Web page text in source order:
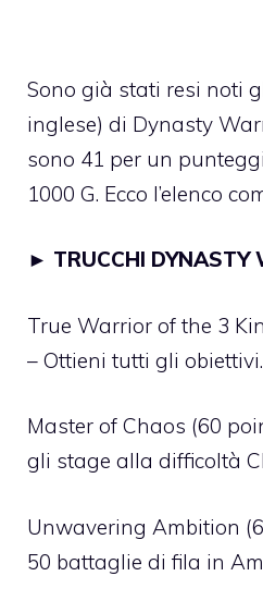
Sono già stati resi noti
inglese) di Dynasty
sono 41 per un
1000 G. Ecco l’elenco
► TRUCCHI DYNASTY
True Warrior of the 3
– Ottieni tutti gli obiettivi.
Master of Chaos (60
gli stage alla difficoltà
Unwavering Ambition
50 battaglie di fila in